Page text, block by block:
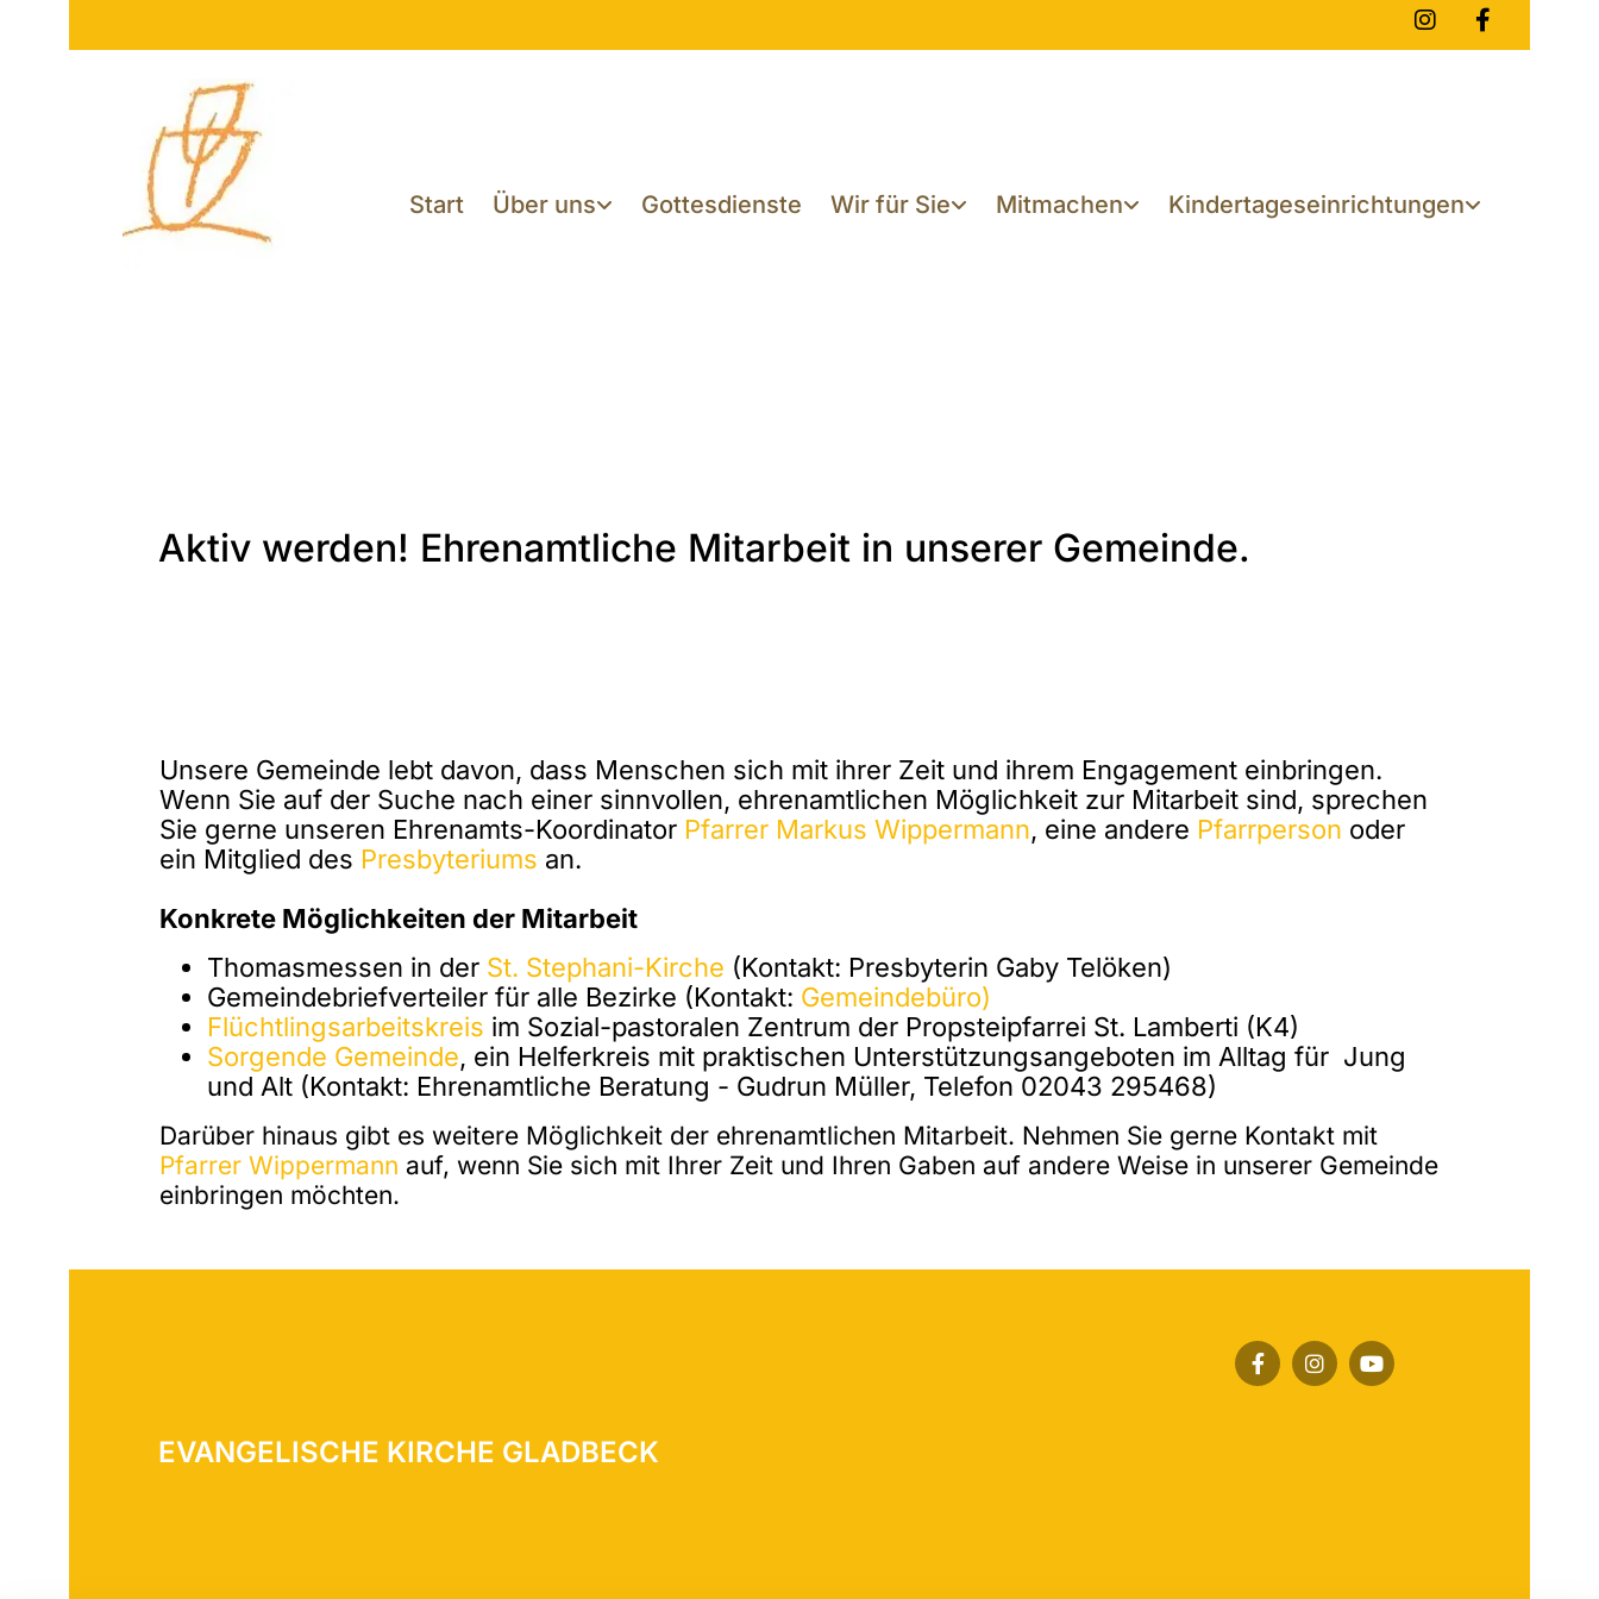
Start Über uns Gottesdienste Wir für Sie Mitmachen Kindertageseinrichtungen
Aktiv werden! Ehrenamtliche Mitarbeit in unserer Gemeinde.
Unsere Gemeinde lebt davon, dass Menschen sich mit ihrer Zeit und ihrem Engagement einbringen.
Wenn Sie auf der Suche nach einer sinnvollen, ehrenamtlichen Möglichkeit zur Mitarbeit sind, sprechen
Sie gerne unseren Ehrenamts-Koordinator Pfarrer Markus Wippermann, eine andere Pfarrperson oder
ein Mitglied des Presbyteriums an.
Konkrete Möglichkeiten der Mitarbeit
Thomasmessen in der St. Stephani-Kirche (Kontakt: Presbyterin Gaby Telöken)
Gemeindebriefverteiler für alle Bezirke (Kontakt: Gemeindebüro)
Flüchtlingsarbeitskreis im Sozial-pastoralen Zentrum der Propsteipfarrei St. Lamberti (K4)
Sorgende Gemeinde, ein Helferkreis mit praktischen Unterstützungsangeboten im Alltag für Jung
und Alt (Kontakt: Ehrenamtliche Beratung - Gudrun Müller, Telefon 02043 295468)
Darüber hinaus gibt es weitere Möglichkeit der ehrenamtlichen Mitarbeit. Nehmen Sie gerne Kontakt mit
Pfarrer Wippermann auf, wenn Sie sich mit Ihrer Zeit und Ihren Gaben auf andere Weise in unserer Gemeinde
einbringen möchten.
EVANGELISCHE KIRCHE GLADBECK